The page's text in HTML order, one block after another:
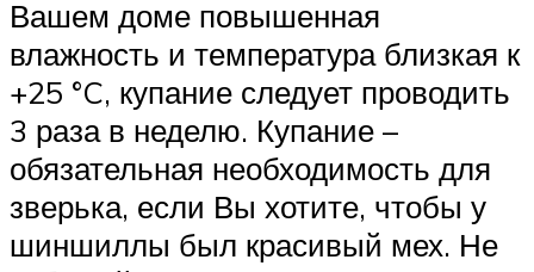
Вашем доме повышенная
влажность и температура близкая к
+25 °C, купание следует проводить
3 раза в неделю. Купание –
обязательная необходимость для
зверька, если Вы хотите, чтобы у
шиншиллы был красивый мех. Не